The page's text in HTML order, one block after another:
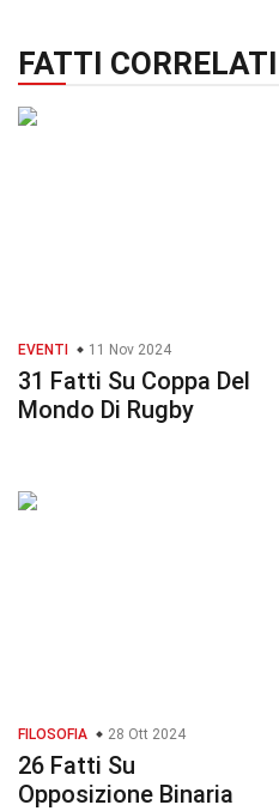
FATTI CORRELATI
EVENTI 11 Nov 2024
31 Fatti Su Coppa Del
Mondo Di Rugby
FILOSOFIA 28 Ott 2024
26 Fatti Su
Opposizione Binaria